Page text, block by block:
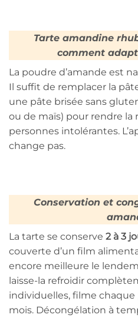
Tarte amandine
comment
La poudre d’amande est
Il suffit de remplacer la
une pâte brisée sans
ou de maïs) pour rendre la
personnes intolérantes.
change pas.
Conservation et
La tarte se conserve 2 à 3
couverte d’un film
encore meilleure le
laisse-la refroidir
individuelles, filme chaque
mois. Décongélation à